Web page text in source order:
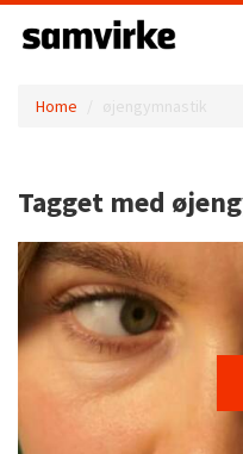
Home øjengymnastik
Tagget med